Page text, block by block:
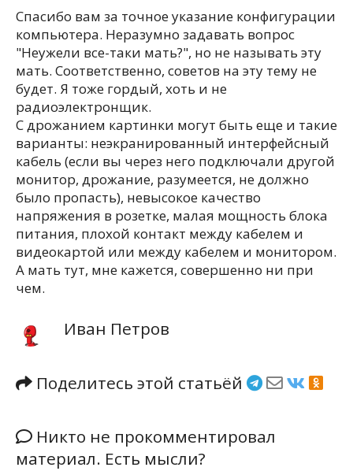
Спасибо вам за точное указание конфигурации
компьютера. Неразумно задавать вопрос
"Неужели все-таки мать?", но не называть эту
мать. Соответственно, советов на эту тему не
будет. Я тоже гордый, хоть и не
радиоэлектронщик.
С дрожанием картинки могут быть еще и такие
варианты: неэкранированный интерфейсный
кабель (если вы через него подключали другой
монитор, дрожание, разумеется, не должно
было пропасть), невысокое качество
напряжения в розетке, малая мощность блока
питания, плохой контакт между кабелем и
видеокартой или между кабелем и монитором.
А мать тут, мне кажется, совершенно ни при
чем.
Иван Петров
Поделитесь этой статьёй
Никто не прокомментировал
материал. Есть мысли?